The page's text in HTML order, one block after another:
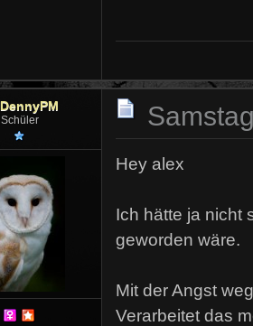
DennyPM
Schüler
Hey alex
Ich hätte ja nicht
geworden wäre.
Mit der Angst
Verarbeitet das